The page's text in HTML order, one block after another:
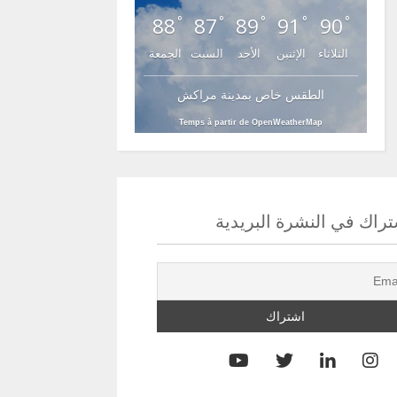
88 °
الجمعة
87 °
السبت
89 °
الأحد
91 °
الإثنين
90 °
الثلاثاء
الطقس خاص بمدينة مراكش
Temps à partir de OpenWeatherMap
في النشرة البريدية